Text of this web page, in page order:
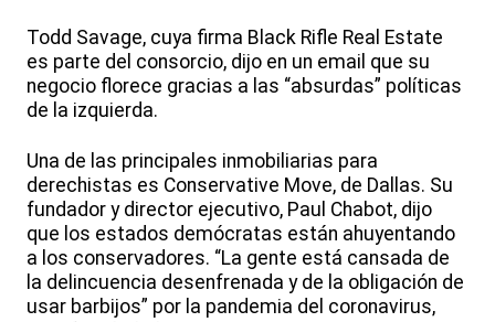
Todd Savage, cuya firma Black Rifle Real Estate
es parte del consorcio, dijo en un email que su
negocio florece gracias a las “absurdas” políticas
de la izquierda.
Una de las principales inmobiliarias para
derechistas es Conservative Move, de Dallas. Su
fundador y director ejecutivo, Paul Chabot, dijo
que los estados demócratas están ahuyentando
a los conservadores. “La gente está cansada de
la delincuencia desenfrenada y de la obligación de
usar barbijos” por la pandemia del coronavirus,